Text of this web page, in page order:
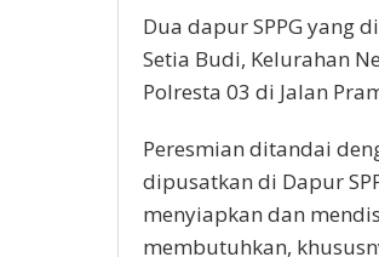
Dua dapur SPPG yang
Setia Budi, Kelurahan
Polresta 03 di Jalan
Peresmian ditandai
dipusatkan di Dapur
menyiapkan dan
membutuhkan,